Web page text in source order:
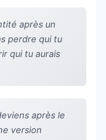
après un
perdre qui tu
qui tu aurais
après le
version